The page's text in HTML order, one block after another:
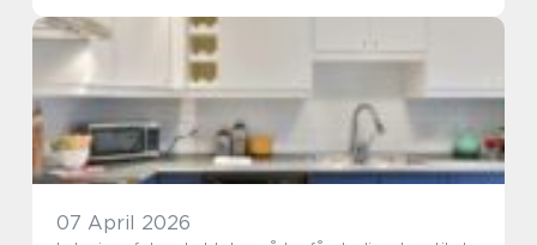
mange opgaver og skaber ro og overblik. I
Th...
07 April 2026